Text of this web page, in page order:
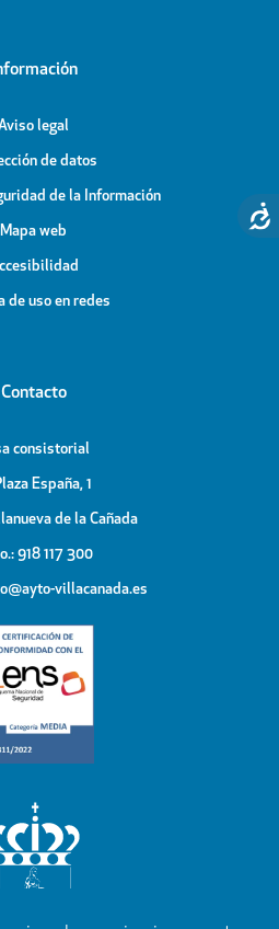
legal
de datos
de la Información
Mapa web
de uso en redes
Contacto
consistorial
España, 1
de la Cañada
918 117 300
villacanada.es